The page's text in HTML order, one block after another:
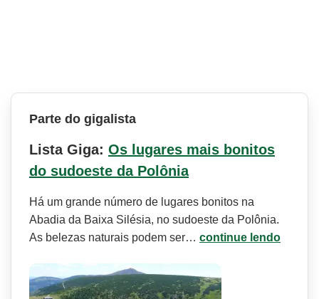
Parte do gigalista
Lista Giga: Os lugares mais bonitos
do sudoeste da Polônia
Há um grande número de lugares bonitos na
Abadia da Baixa Silésia, no sudoeste da Polônia.
As belezas naturais podem ser… continue lendo